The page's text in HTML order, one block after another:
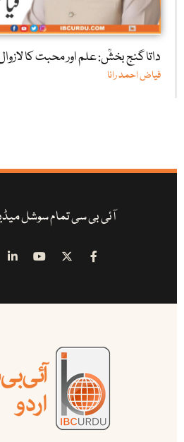
داتا گنج بخشؒ: علم اور محبت کا
فیاض احمد رانا
آئی بی سی تمام سوشل